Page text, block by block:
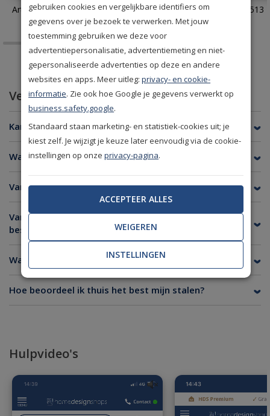
Arte Monsoon Facet 75301 Eijffinger Terra 391513
Veelgestelde vragen
Kan ik van elk behang een staal bestellen?
Wat is de afmeting van een behangstaal?
Van welke merken kan ik een staal bestellen?
Van welke merken is er geen stalenservice
beschikbaar?
Wanneer heb ik de stalen in huis?
Hoe beoordeel ik thuis het best mijn stalen?
Hulpvideo's
gebruiken cookies en vergelijkbare identifiers om
gegevens over je bezoek te verwerken. Met jouw
toestemming gebruiken we deze voor
advertentiepersonalisatie, advertentiemeting en niet-
gepersonaliseerde advertenties op deze en andere
websites en apps. Meer uitleg:privacy- en cookie-
informatie. Zie ook hoe Google je gegevens verwerkt op
business.safety.google.
Standaard staan marketing- en statistiek-cookies uit; je
kiest zelf. Je wijzigt je keuze later eenvoudig via de cookie-
instellingen op onzeprivacy-pagina.
ACCEPTEER ALLES
WEIGEREN
INSTELLINGEN